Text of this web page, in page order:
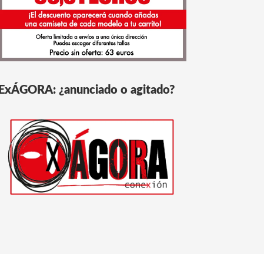
ExÁGORA: ¿anunciado o agitado?